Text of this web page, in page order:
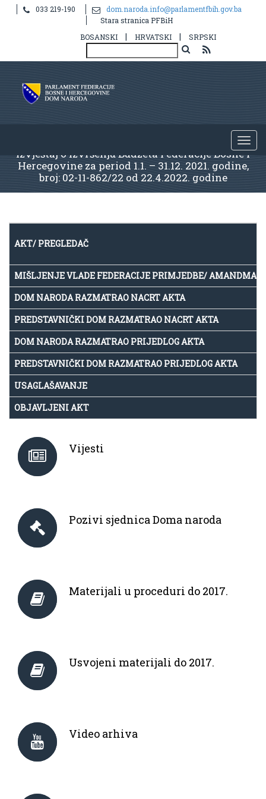
033 219-190
dom.naroda.info@parlamentfbih.gov.ba
Stara stranica PFBiH
BOSANSKI
| HRVATSKI | SRPSKI
Izvještaj o izvršenju Budžeta Federacije Bosne i
Hercegovine za period 1.1. – 31.12. 2021. godine,
broj: 02-11-862/22 od 22.4.2022. godine
AKT/ PREGLEDAČ
MIŠLJENJE VLADE FEDERACIJE PRIMJEDBE/
DOM NARODA RAZMATRAO NACRT AKTA
PREDSTAVNIČKI DOM RAZMATRAO NACRT AKTA
DOM NARODA RAZMATRAO PRIJEDLOG AKTA
PREDSTAVNIČKI DOM RAZMATRAO PRIJEDLOG AKTA
USAGLAŠAVANJE
OBJAVLJENI AKT
Vijesti
Pozivi sjednica Doma naroda
Materijali u proceduri do 2017.
Usvojeni materijali do 2017.
Video arhiva